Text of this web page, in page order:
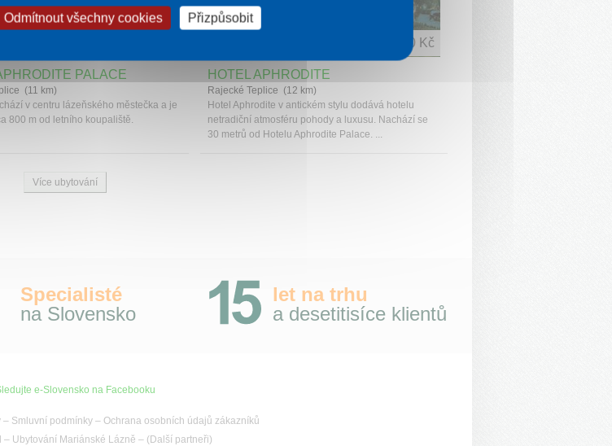
PALACE
(11 km)
v centru lázeňského městečka a je
800 m od letního koupaliště.
HOTEL APHRODITE
Rajecké Teplice (12 km)
Hotel Aphrodite v antickém stylu dodává hotelu
netradiční atmosféru pohody a luxusu. Nachází se
30 metrů od Hotelu Aphrodite Palace. ...
3 970 Kč
Více ubytování
Specialisté
na Slovensko
let na trhu
a desetitisíce klientů
e-Slovensko na Facebooku
– Smluvní podmínky– Ochrana osobních údajů zákazníků
– Ubytování Mariánské Lázně – (Další partneři)
Odmítnout všechny cookies Přizpůsobit